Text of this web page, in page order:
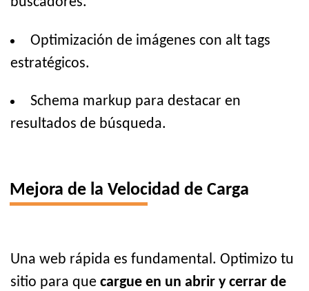
Optimización de imágenes con alt tags
estratégicos.
Schema markup para destacar en
resultados de búsqueda.
Mejora de la Velocidad de Carga
Una web rápida es fundamental. Optimizo tu
sitio para que cargue en un abrir y cerrar de